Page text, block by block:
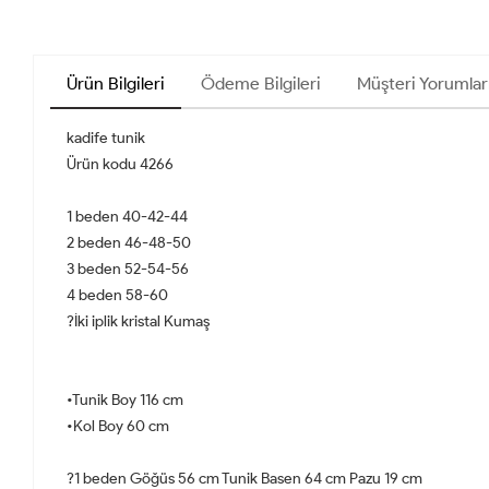
Ürün Bilgileri Ödeme Bilgileri Müşteri
kadife tunik
Ürün kodu 4266
1 beden 40-42-44
2 beden 46-48-50
3 beden 52-54-56
4 beden 58-60
?İki iplik kristal Kumaş
•Tunik Boy 116 cm
•Kol Boy 60 cm
?1 beden Göğüs 56 cm Tunik Basen 64 cm Pazu 19 cm